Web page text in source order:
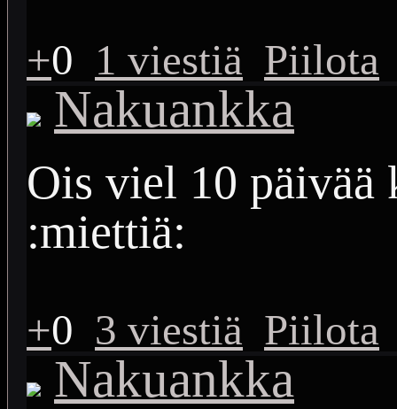
+0 1 viestiä Piilota
Nakuankka
Ois viel 10 päivää
:miettiä:
+0 3 viestiä Piilota
Nakuankka